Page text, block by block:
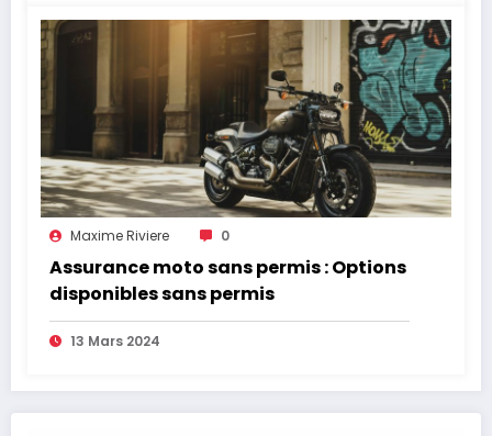
Maxime Riviere 0
Assurance moto sans permis : Options
disponibles sans permis
13 Mars 2024